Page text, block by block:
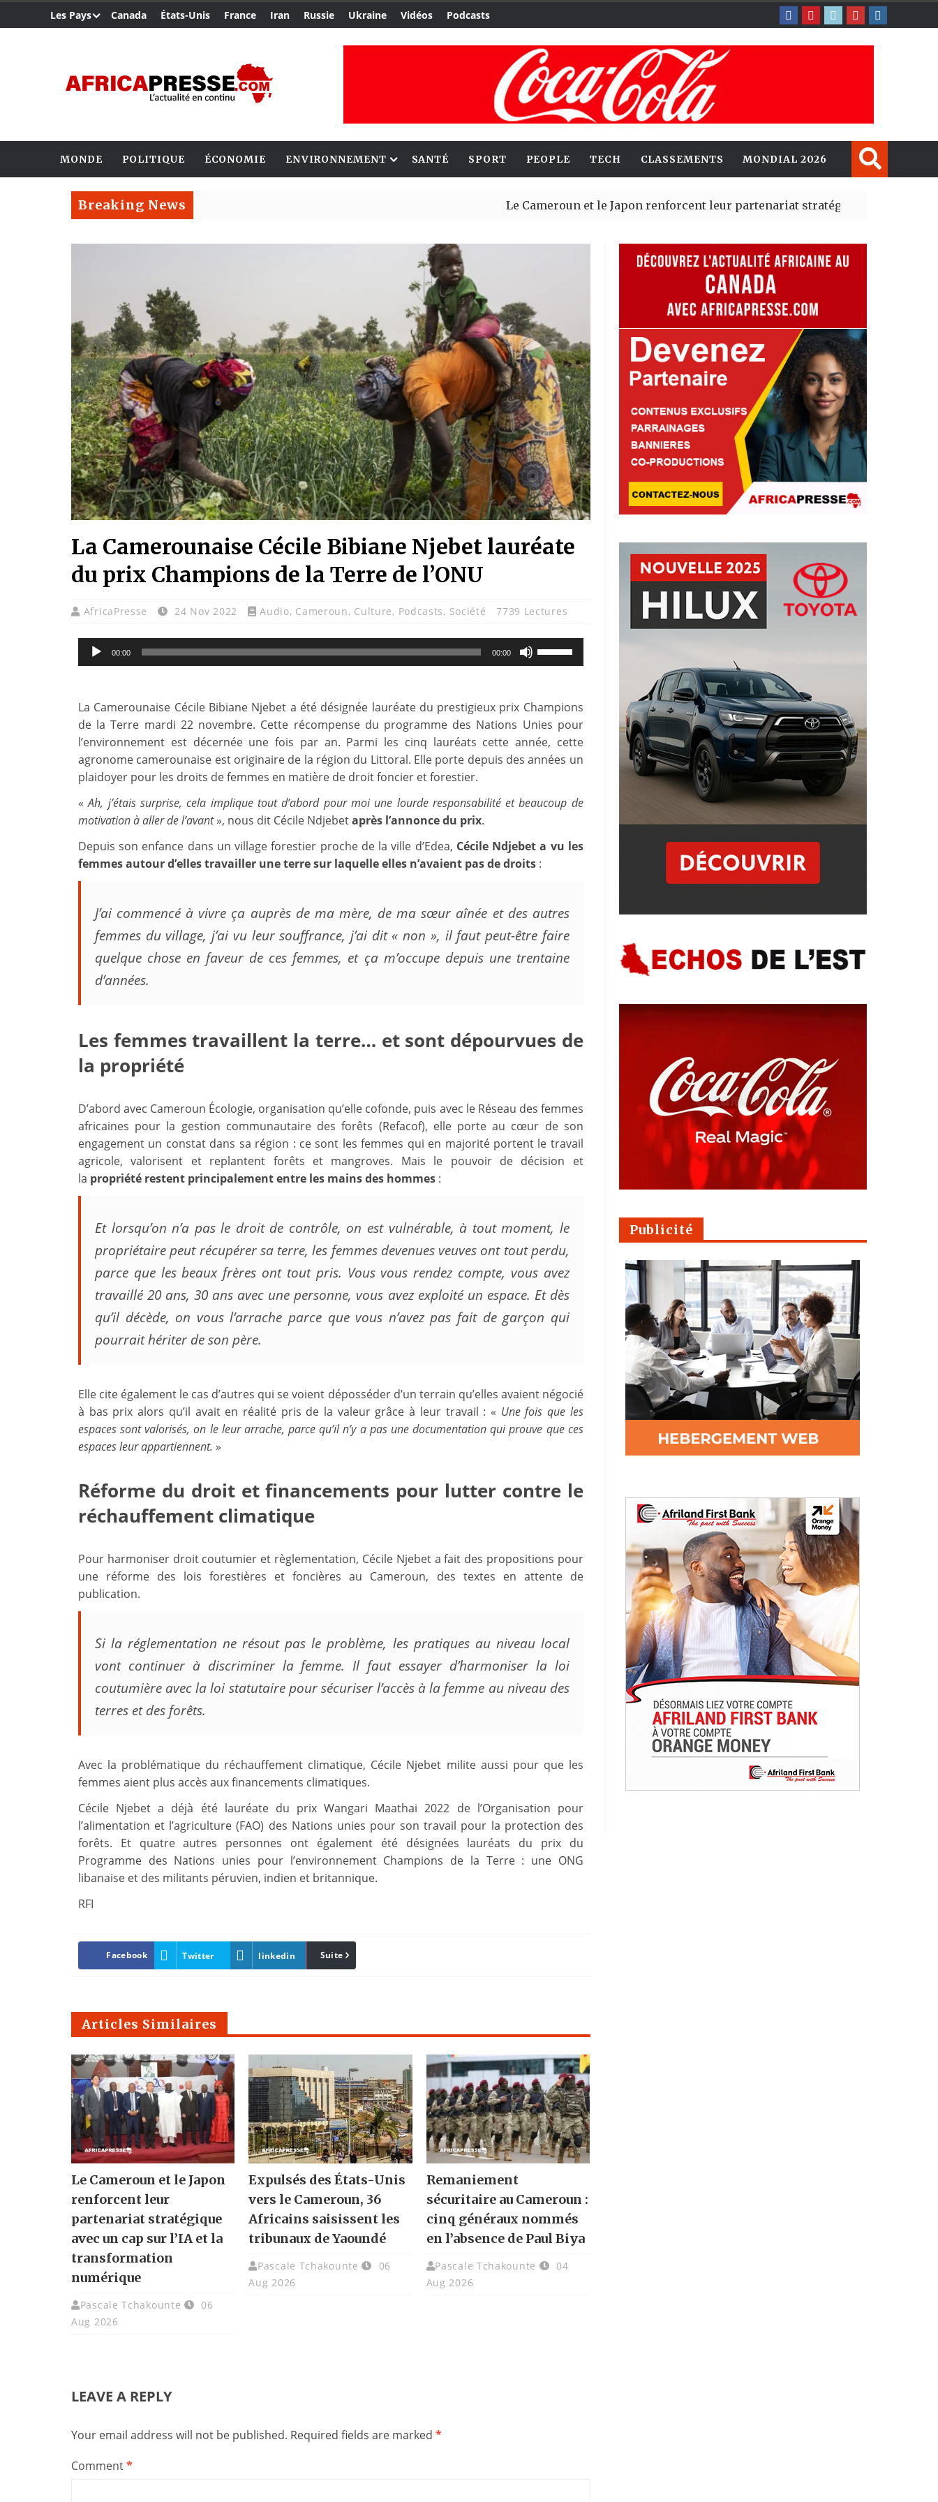
Les Pays Canada États-Unis France Iran Russie Ukraine Vidéos Podcasts
MONDE POLITIQUE ÉCONOMIE ENVIRONNEMENT SANTÉ SPORT PEOPLE TECH CLASSEMENTS MONDIAL 2026
Breaking News Le Cameroun et le Japon renforcent leur partenariat stratégique avec un cap sur l’IA
La Camerounaise Cécile Bibiane Njebet lauréate
du prix Champions de la Terre de l’ONU
AfricaPresse 24 Nov 2022 Audio, Cameroun, Culture, Podcasts, Société 7739 Lectures
Audio
Player
00:00 00:00
Up/Down
keys
to
increase
or
La Camerounaise Cécile Bibiane Njebet a été désignée lauréate du prestigieux prix Champions
de la Terre mardi 22 novembre. Cette récompense du programme des Nations Unies pour
l’environnement est décernée une fois par an. Parmi les cinq lauréats cette année, cette
agronome camerounaise est originaire de la région du Littoral. Elle porte depuis des années un
plaidoyer pour les droits de femmes en matière de droit foncier et forestier.
«Ah, j’étais surprise, cela implique tout d’abord pour moi une lourde responsabilité et beaucoup de
motivation à aller de l’avant», nous dit Cécile Ndjebetaprès l’annonce du prix.
Depuis son enfance dans un village forestier proche de la ville d’Edea, Cécile Ndjebet a vu les
femmes autour d’elles travailler une terre sur laquelle elles n’avaient pas de droits :
J’ai commencé à vivre ça auprès de ma mère, de ma sœur aînée et des autres
femmes du village, j’ai vu leur souffrance, j’ai dit « non », il faut peut-être faire
quelque chose en faveur de ces femmes, et ça m’occupe depuis une trentaine
d’années.
Les femmes travaillent la terre… et sont dépourvues de
la propriété
D’abord avec Cameroun Écologie, organisation qu’elle cofonde, puis avec le Réseau des femmes
africaines pour la gestion communautaire des forêts (Refacof), elle porte au cœur de son
engagement un constat dans sa région : ce sont les femmes qui en majorité portent le travail
agricole, valorisent et replantent forêts et mangroves. Mais le pouvoir de décision et
la propriété restent principalement entre les mains des hommes :
Et lorsqu’on n’a pas le droit de contrôle, on est vulnérable, à tout moment, le
propriétaire peut récupérer sa terre, les femmes devenues veuves ont tout perdu,
parce que les beaux frères ont tout pris. Vous vous rendez compte, vous avez
travaillé 20 ans, 30 ans avec une personne, vous avez exploité un espace. Et dès
qu’il décède, on vous l’arrache parce que vous n’avez pas fait de garçon qui
pourrait hériter de son père.
Elle cite également le cas d’autres qui se voient déposséder d’un terrain qu’elles avaient négocié
à bas prix alors qu’il avait en réalité pris de la valeur grâce à leur travail : « Une fois que les
espaces sont valorisés, on le leur arrache, parce qu’il n’y a pas une documentation qui prouve que ces
espaces leur appartiennent. »
Réforme du droit et financements pour lutter contre le
réchauffement climatique
Pour harmoniser droit coutumier et règlementation, Cécile Njebet a fait des propositions pour
une réforme des lois forestières et foncières au Cameroun, des textes en attente de
publication.
Si la réglementation ne résout pas le problème, les pratiques au niveau local
vont continuer à discriminer la femme. Il faut essayer d’harmoniser la loi
coutumière avec la loi statutaire pour sécuriser l’accès à la femme au niveau des
terres et des forêts.
Avec la problématique du réchauffement climatique, Cécile Njebet milite aussi pour que les
femmes aient plus accès aux financements climatiques.
Cécile Njebet a déjà été lauréate du prix Wangari Maathai 2022 de l’Organisation pour
l’alimentation et l’agriculture (FAO) des Nations unies pour son travail pour la protection des
forêts. Et quatre autres personnes ont également été désignées lauréats du prix du
Programme des Nations unies pour l’environnement Champions de la Terre : une ONG
libanaise et des militants péruvien, indien et britannique.
RFI
Facebook Twitter linkedin Pinterest
Suite
Articles Similaires
Le Cameroun et le Japon
renforcent leur
partenariat stratégique
avec un cap sur l’IA et la
transformation
numérique
Pascale Tchakounte
06
Aug 2026
Expulsés des États-Unis
vers le Cameroun, 36
Africains saisissent les
tribunaux de Yaoundé
Pascale Tchakounte
06
Aug 2026
Remaniement
sécuritaire au Cameroun :
cinq généraux nommés
en l’absence de Paul Biya
Pascale Tchakounte
04
Aug 2026
LEAVE A REPLY
Your email address will not be published. Required fields are marked *
Comment*
Publicité